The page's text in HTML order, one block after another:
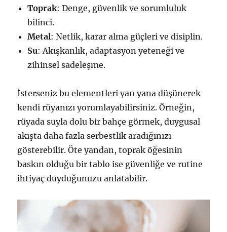
Toprak: Denge, güvenlik ve sorumluluk
bilinci.
Metal: Netlik, karar alma güçleri ve disiplin.
Su: Akışkanlık, adaptasyon yeteneği ve
zihinsel sadeleşme.
İsterseniz bu elementleri yan yana düşünerek
kendi rüyanızı yorumlayabilirsiniz. Örneğin,
rüyada suyla dolu bir bahçe görmek, duygusal
akışta daha fazla serbestlik aradığınızı
gösterebilir. Öte yandan, toprak öğesinin
baskın olduğu bir tablo ise güvenliğe ve rutine
ihtiyaç duyduğunuzu anlatabilir.